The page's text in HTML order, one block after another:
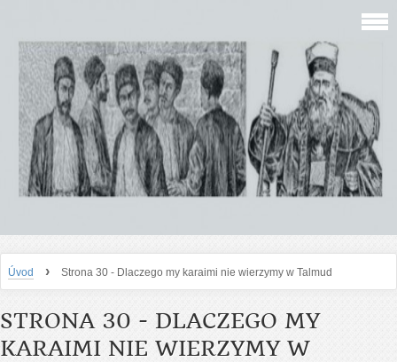
Úvod › Strona 30 - Dlaczego my karaimi nie wierzymy w Talmud
STRONA 30 - DLACZEGO MY
KARAIMI NIE WIERZYMY W